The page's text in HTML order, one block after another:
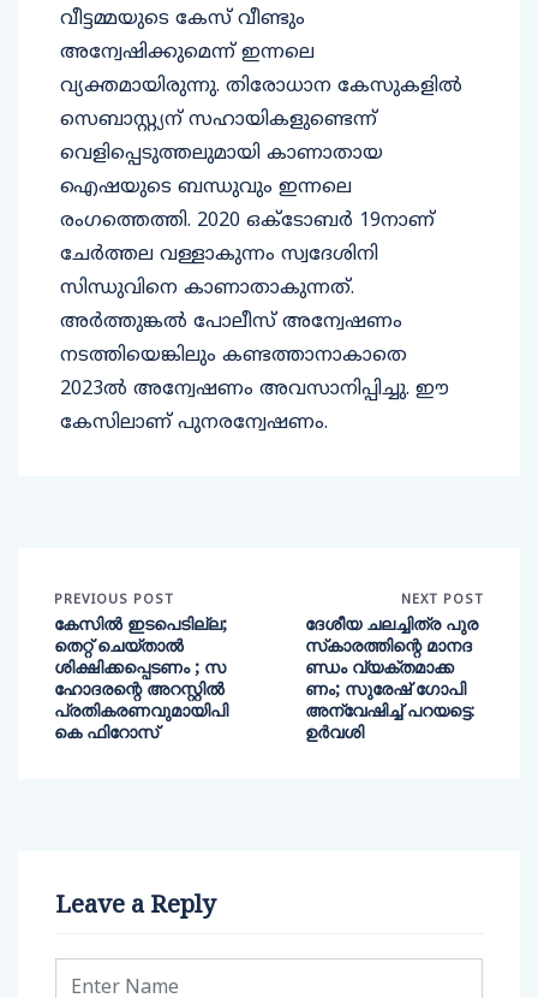
വീട്ടമ്മയുടെ കേസ് വീണ്ടും
അന്വേഷിക്കുമെന്ന് ഇന്നലെ
വ്യക്തമായിരുന്നു. തിരോധാന കേസുകളില്‍
സെബാസ്റ്റ്യന് സഹായികളുണ്ടെന്ന്
വെളിപ്പെടുത്തലുമായി കാണാതായ
ഐഷയുടെ ബന്ധുവും ഇന്നലെ
രംഗത്തെത്തി. 2020 ഒക്ടോബര്‍ 19നാണ്
ചേര്‍ത്തല വള്ളാകുന്നം സ്വദേശിനി
സിന്ധുവിനെ കാണാതാകുന്നത്.
അര്‍ത്തുങ്കല്‍ പോലീസ് അന്വേഷണം
നടത്തിയെങ്കിലും കണ്ടത്താനാകാതെ
2023ല്‍ അന്വേഷണം അവസാനിപ്പിച്ചു. ഈ
കേസിലാണ് പുനരന്വേഷണം.
PREVIOUS POST
കേസിൽ ഇടപെടില്ല;
തെറ്റ് ചെയ്താൽ
ശിക്ഷിക്കപ്പെടണം ; സ
ഹോദരന്റെ അറസ്റ്റിൽ
പ്രതികരണവുമായിപി
കെ ഫിറോസ്
NEXT POST
ദേശീയ ചലച്ചിത്ര പുര
സ്‌കാരത്തിന്റെ മാനദ
ണ്ഡം വ്യക്തമാക്ക
ണം; സുരേഷ് ഗോപി
അന്വേഷിച്ച് പറയട്ടെ:
ഉര്‍വശി
Leave a Reply